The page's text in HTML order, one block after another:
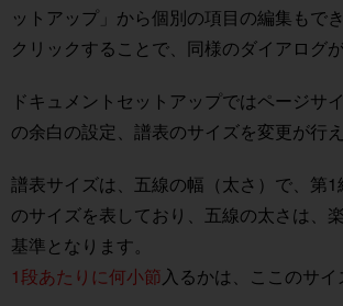
ットアップ」から個別の項目の編集もで
クリックすることで、同様のダイアログが
ドキュメントセットアップではページサ
の余白の設定、譜表のサイズを変更が行え
譜表サイズは、五線の幅（太さ）で、第
のサイズを表しており、五線の太さは、
基準となります。
1段あたりに何小節 入るかは、ここのサイ